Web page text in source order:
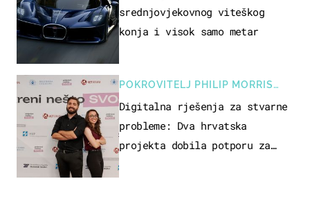
srednjovjekovnog viteškog
konja i visok samo metar
POKROVITELJ PHILIP MORRIS
ZAGREB
Digitalna rješenja za stvarne
probleme: Dva hrvatska
projekta dobila potporu za